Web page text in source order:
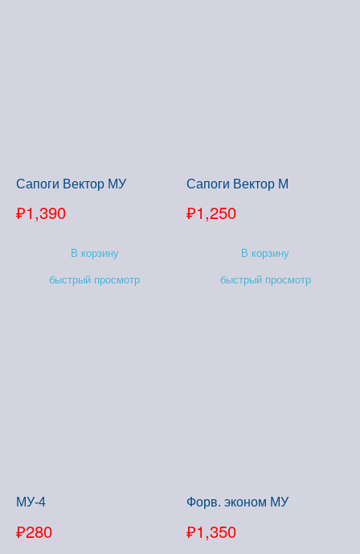
Сапоги Вектор МУ
₽1,390
В корзину
быстрый просмотр
Сапоги Вектор М
₽1,250
В корзину
быстрый просмотр
МУ-4
₽280
Форв. эконом МУ
₽1,350